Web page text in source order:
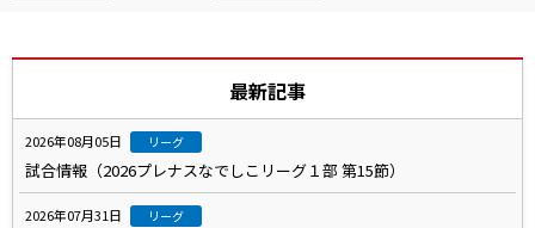
最新記事
2026年08月05日 リーグ
試合情報（2026プレナスなでしこリーグ１部 第15節）
2026年07月31日 リーグ